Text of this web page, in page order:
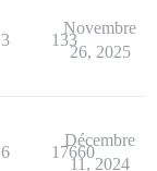
3 133
Novembre
26, 2025
6 17660
Décembre
11, 2024